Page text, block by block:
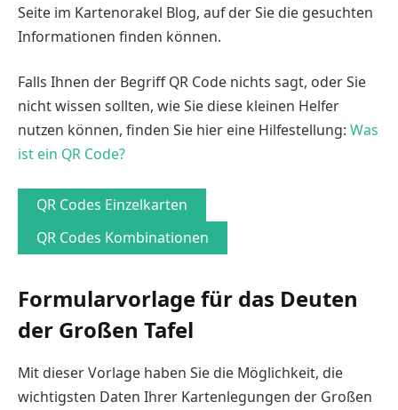
Seite im Kartenorakel Blog, auf der Sie die gesuchten
Informationen finden können.
Falls Ihnen der Begriff QR Code nichts sagt, oder Sie
nicht wissen sollten, wie Sie diese kleinen Helfer
nutzen können, finden Sie hier eine Hilfestellung: Was
ist ein QR Code?
QR Codes Einzelkarten
QR Codes Kombinationen
Formularvorlage für das Deuten
der Großen Tafel
Mit dieser Vorlage haben Sie die Möglichkeit, die
wichtigsten Daten Ihrer Kartenlegungen der Großen